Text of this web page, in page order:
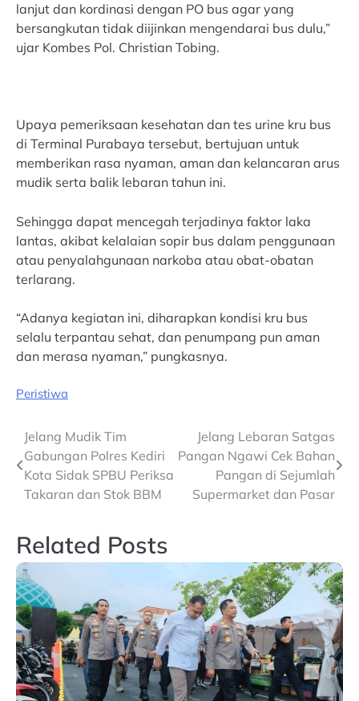
lanjut dan kordinasi dengan PO bus agar yang
bersangkutan tidak diijinkan mengendarai bus dulu,”
ujar Kombes Pol. Christian Tobing.
Upaya pemeriksaan kesehatan dan tes urine kru bus
di Terminal Purabaya tersebut, bertujuan untuk
memberikan rasa nyaman, aman dan kelancaran arus
mudik serta balik lebaran tahun ini.
Sehingga dapat mencegah terjadinya faktor laka
lantas, akibat kelalaian sopir bus dalam penggunaan
atau penyalahgunaan narkoba atau obat-obatan
terlarang.
“Adanya kegiatan ini, diharapkan kondisi kru bus
selalu terpantau sehat, dan penumpang pun aman
dan merasa nyaman,” pungkasnya.
Peristiwa
Post
navigation
Jelang Mudik Tim
Gabungan Polres Kediri
Kota Sidak SPBU Periksa
Takaran dan Stok BBM
Jelang Lebaran Satgas
Pangan Ngawi Cek Bahan
Pangan di Sejumlah
Supermarket dan Pasar
Related Posts